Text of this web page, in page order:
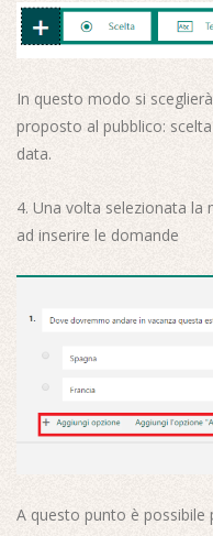
In questo modo si
proposto al pubblico:
data.
4. Una volta selezionata la
ad inserire le domande
A questo punto è possibile